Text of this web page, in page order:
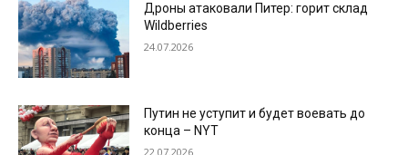
Дроны атаковали Питер: горит склад
Wildberries
24.07.2026
Путин не уступит и будет воевать до
конца – NYT
22.07.2026